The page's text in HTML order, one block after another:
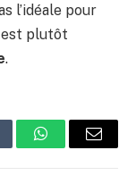
l’idéale pour
est plutôt
.
WhatsApp
E-